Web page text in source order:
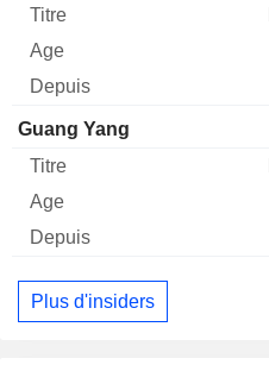
Guang Yang
Plus d'insiders